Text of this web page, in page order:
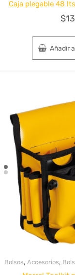
Caja plegable 48
$
Añadir
Bolsos, Accesorios,